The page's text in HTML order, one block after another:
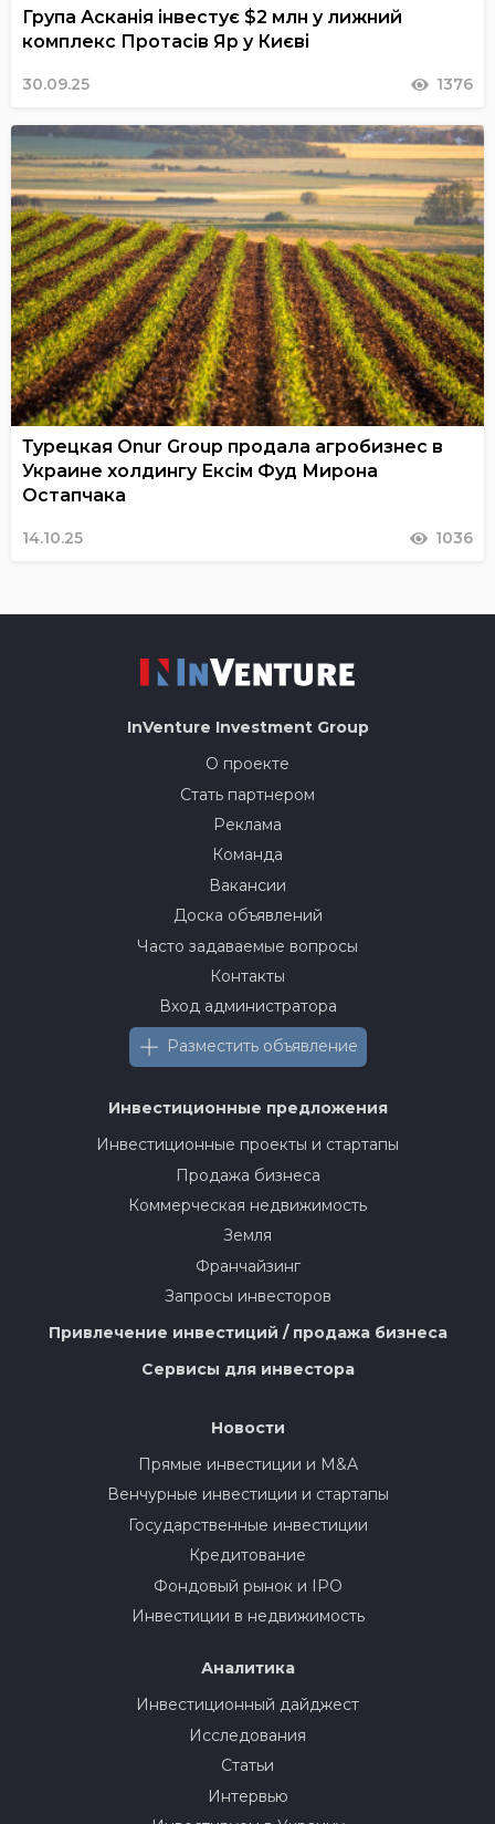
Група Асканія інвестує $2 млн у лижний
комплекс Протасів Яр у Києві
30.09.25 1376
Турецкая Onur Group продала агробизнес в
Украине холдингу Ексім Фуд Мирона
Остапчака
14.10.25 1036
InVenture Investment Group
О проекте
Стать партнером
Реклама
Команда
Вакансии
Доска объявлений
Часто задаваемые вопросы
Контакты
Вход администратора
Разместить объявление
Инвестиционные предложения
Инвестиционные проекты и стартапы
Продажа бизнеса
Коммерческая недвижимость
Земля
Франчайзинг
Запросы инвесторов
Привлечение инвестиций / продажа бизнеса
Сервисы для инвестора
Новости
Прямые инвестиции и M&A
Венчурные инвестиции и стартапы
Государственные инвестиции
Кредитование
Фондовый рынок и IPO
Инвестиции в недвижимость
Аналитика
Инвестиционный дайджест
Исследования
Статьи
Интервью